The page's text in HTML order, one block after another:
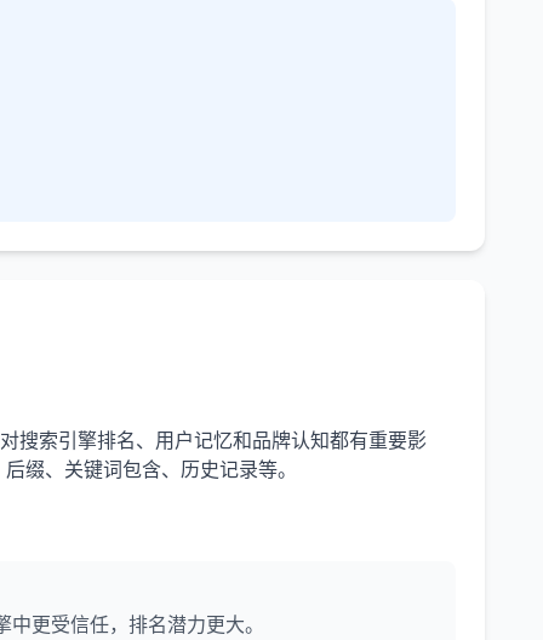
搜索引擎排名、用户记忆和品牌认知都有重要影
缀、关键词包含、历史记录等。
更受信任，排名潜力更大。